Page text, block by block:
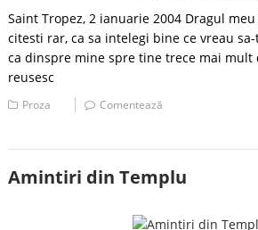
Saint Tropez, 2 ianuarie 2004 Dragul meu
citesti rar, ca sa intelegi bine ce vreau
ca dinspre mine spre tine trece mai mult
reusesc
Proza Comentează
Amintiri din Templu